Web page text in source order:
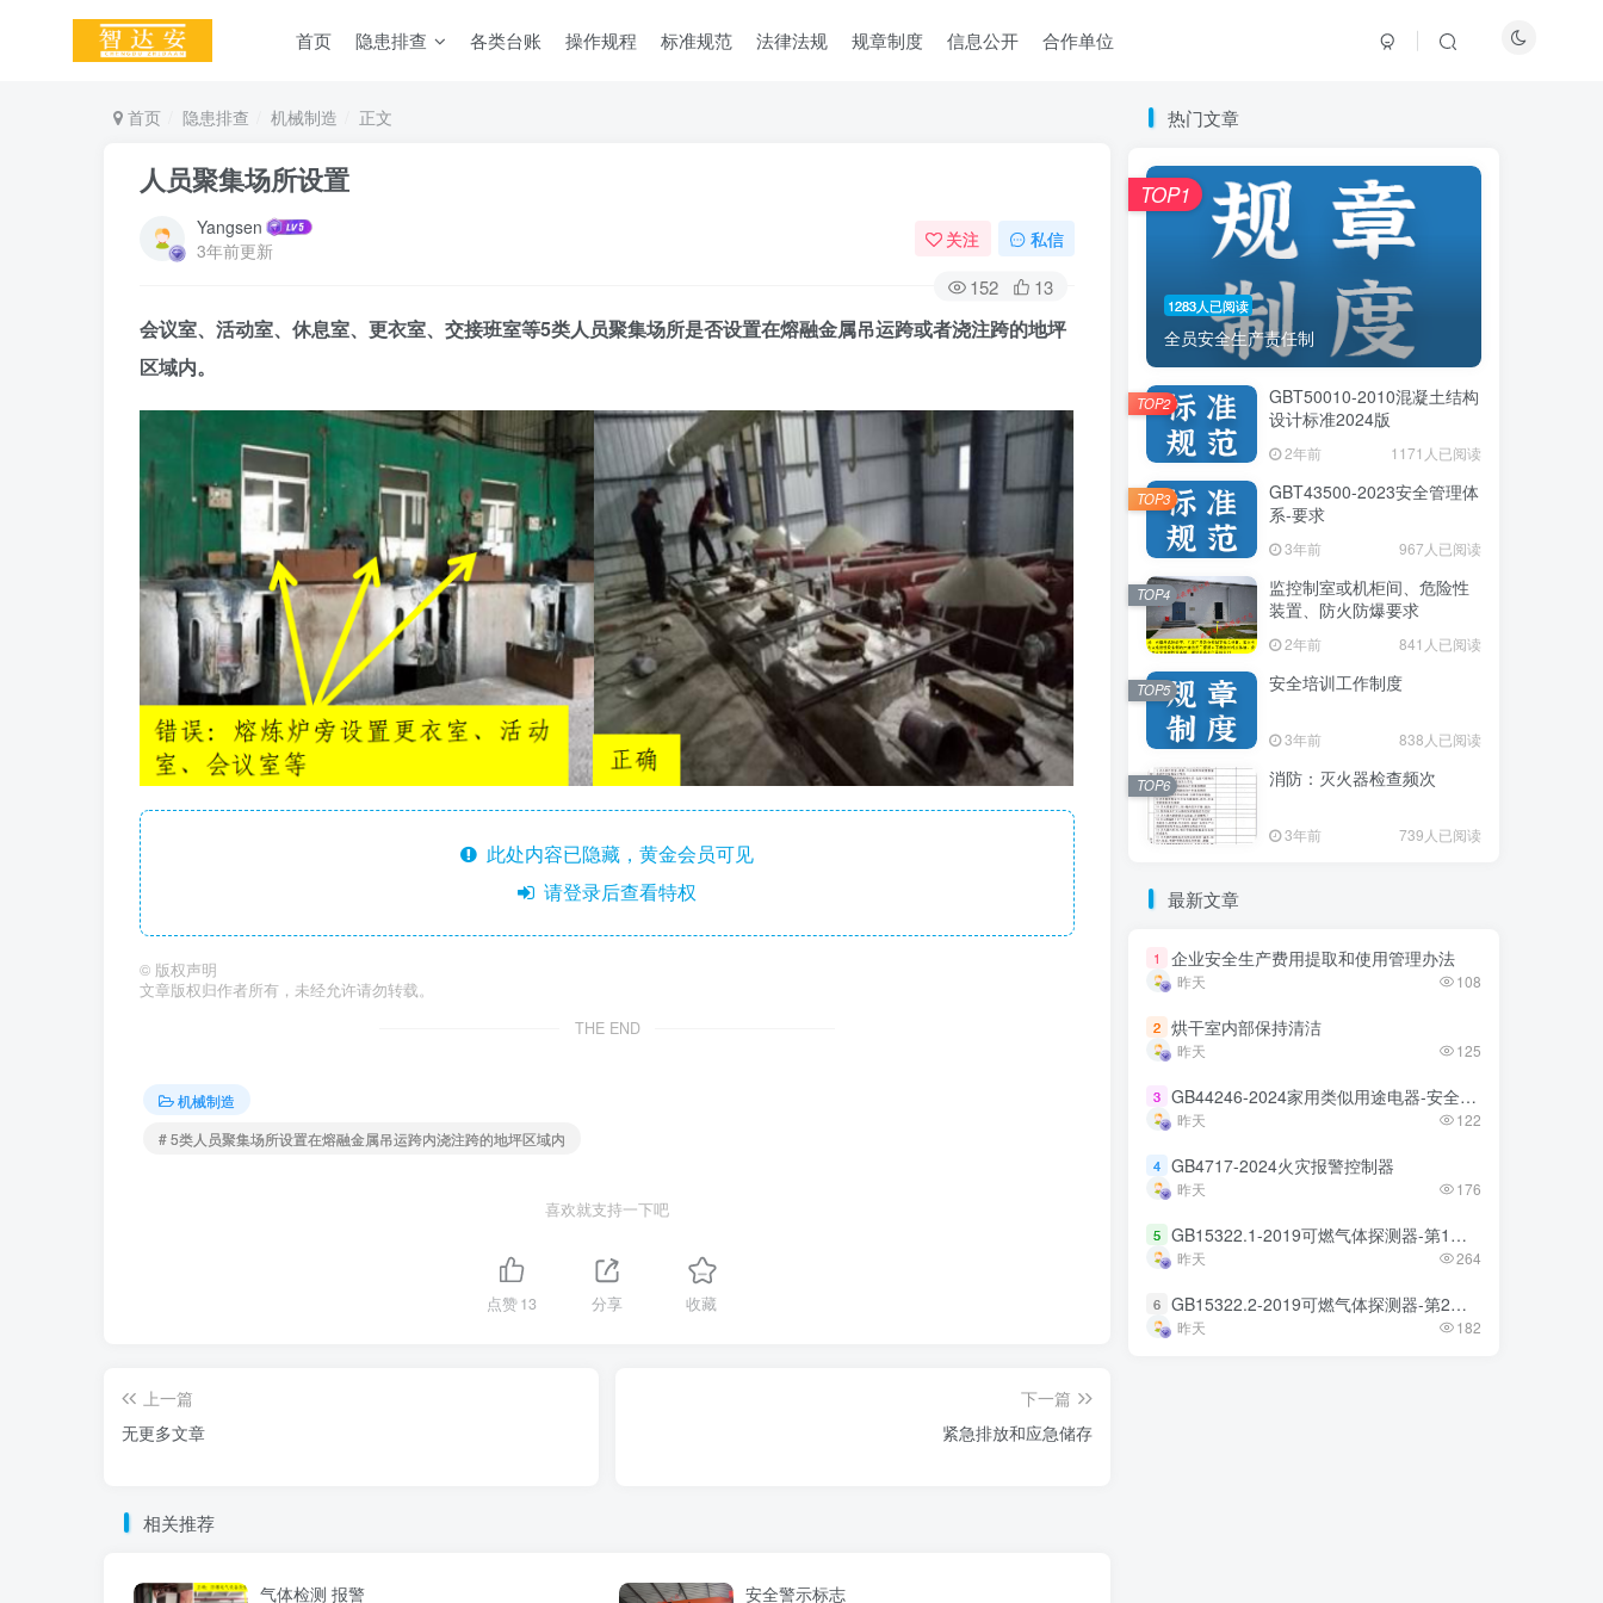
首页 隐患排查 各类台账 操作规程 标准规范 法律法规 规章制度 信息公开 合作单位
首页 隐患排查 机械制造 正文
人员聚集场所设置
Yangsen
3年前更新
关注 私信
152 13
会议室、活动室、休息室、更衣室、交接班室等5类人员聚集场所是否设置在熔融金属吊运跨或者浇注跨的地坪
区域内。
此处内容已隐藏，黄金会员可见
请登录后查看特权
© 版权声明
文章版权归作者所有，未经允许请勿转载。
THE END
机械制造
# 5类人员聚集场所设置在熔融金属吊运跨内浇注跨的地坪区域内
喜欢就支持一下吧
点赞13 分享 收藏
上一篇
无更多文章
下一篇
紧急排放和应急储存
相关推荐
气体检测 报警 安全警示标志
热门文章
1283人已阅读
全员安全生产责任制
TOP1
GBT50010-2010混凝土结构
设计标准2024版
2年前 1171人已阅读
TOP2
GBT43500-2023安全管理体
系-要求
3年前 967人已阅读
TOP3
监控制室或机柜间、危险性
装置、防火防爆要求
2年前 841人已阅读
TOP4
安全培训工作制度
3年前 838人已阅读
TOP5
消防：灭火器检查频次
3年前 739人已阅读
TOP6
最新文章
1 企业安全生产费用提取和使用管理办法
昨天 108
2 烘干室内部保持清洁
昨天 125
3 GB44246-2024家用类似用途电器-安全技术规范
昨天 122
4 GB4717-2024火灾报警控制器
昨天 176
5 GB15322.1-2019可燃气体探测器-第1部分
昨天 264
6 GB15322.2-2019可燃气体探测器-第2部分
昨天 182
热门文章
1283人已阅读
全员安全生产责任制
TOP1
GBT50010-2010混凝土结构
设计标准2024版
2年前 1171人已阅读
TOP2
GBT43500-2023安全管理体
系-要求
3年前 967人已阅读
TOP3
监控制室或机柜间、危险性
装置、防火防爆要求
2年前 841人已阅读
TOP4
安全培训工作制度
3年前 838人已阅读
TOP5
消防：灭火器检查频次
3年前 739人已阅读
TOP6
最新文章
1 企业安全生产费用提取和使用管理办法
昨天 108
2 烘干室内部保持清洁
昨天 125
3 GB44246-2024家用类似用途电器-安全技术规范
昨天 122
4 GB4717-2024火灾报警控制器
昨天 176
5 GB15322.1-2019可燃气体探测器-第1部分
昨天 264
6 GB15322.2-2019可燃气体探测器-第2部分
昨天 182